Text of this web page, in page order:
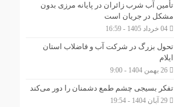
تأمین آب شرب زائران در پایانه مرزی بدون
مشکل در جریان است
04 خرداد 1405 - 16:59
تحول بزرگ در شرکت آب و فاضلاب استان
ایلام
26 بهمن 1404 - 9:00
تفکر بسیجی چشم طمع دشمنان را دور می‌کند
29 آبان 1404 - 19:54